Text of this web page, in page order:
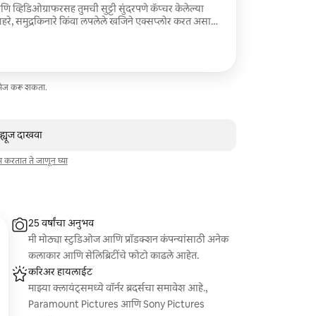
व्हिडिओग्राफरसह तुमची सुट्टी सुंदरपणे कॅप्चर केलेल्या
समुद्रकिनारे किंवा लपलेले खजिने एक्सप्लोर करत असाल,
फोटो आणि सिनेमॅटिक व्हिडिओजसह डॉक्युमेंट
तुमच्यासोबत सामील होऊ. सेल्फी घेण्याची किंवा अनोळखी
अविस्मरणीय आठवणी बनवू इच्छिणाऱ्या जोडप्यांसाठी,
योग्य. डिजिटल इमेजेस आणि व्हिडिओ; प्रति दिवस
करू शकता.
दाखवा
करतात ते जाणून घ्या
25 वर्षांचा अनुभव
मी मोठ्या स्टुडिओज आणि प्रॉडक्शन कंपन्यांसाठी अनेक
कलाकार आणि सेलिब्रिटींचे फोटो काढले आहेत.
करिअर हायलाईट
माझ्या क्लायंट्समध्ये वॉर्नर ब्रदर्सचा समावेश आहे.,
Paramount Pictures आणि Sony Pictures